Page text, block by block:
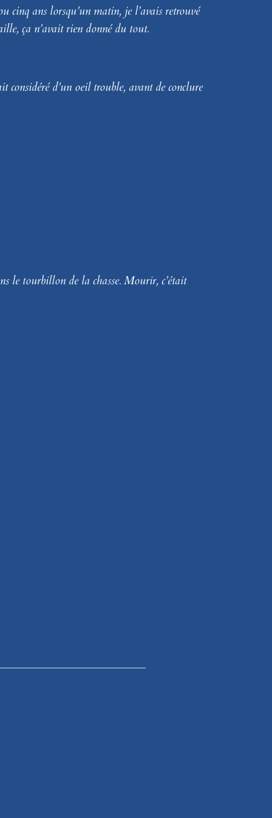
cinq ans lorsqu’un matin, je l’avais retrouvé
ça n’avait rien donné du tout.
considéré d’un oeil trouble, avant de conclure
le tourbillon de la chasse. Mourir, c’était